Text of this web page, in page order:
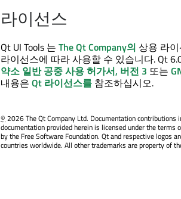
라이선스
Qt UI Tools 는 The Qt Company의 상용 라
라이선스에 따라 사용할 수 있습니다. Qt
약소 일반 공중 사용 허가서, 버전 3 또는
내용은 Qt 라이선스를 참조하십시오.
© 2026 The Qt Company Ltd. Documentation
documentation provided herein is licensed under the terms
by the Free Software Foundation. Qt and respective logos
countries worldwide. All other trademarks are property of